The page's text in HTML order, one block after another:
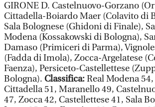
GIRONE D. Castelnuovo-Gorzano
Cittadella-Boiardo Maer (Colavito di
Sala Bolognese (Ghidoni di Finale),
Modena (Kossakowski di Bologna),
Damaso (Primiceri di Parma),
(Fadda di Imola), Zocca-Argelatese
Faenza), Persiceto-Castellettese
Bologna). Classifica:Real Modena
Cittadella 51, Maranello 49,
47, Zocca 42, Castellettese 41, Sala